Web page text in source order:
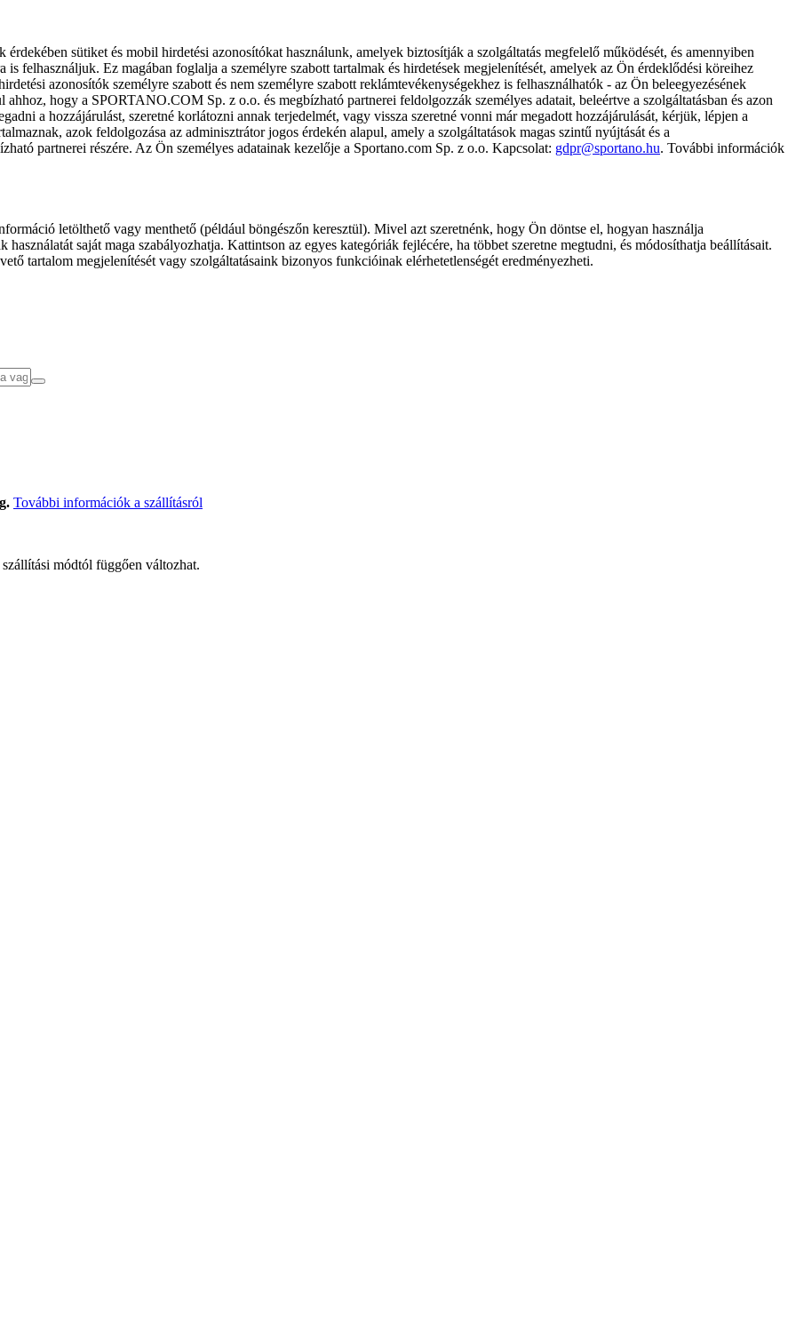
sütiket és mobil hirdetési azonosítókat használunk, amelyek biztosítják a szolgáltatás megfelelő működését, és amennyiben
is felhasználjuk. Ez magában foglalja a személyre szabott tartalmak és hirdetések megjelenítését, amelyek az Ön érdeklődési köreihez
azonosítók személyre szabott és nem személyre szabott reklámtevékenységekhez is felhasználhatók - az Ön beleegyezésének
hogy a SPORTANO.COM Sp. z o.o. és megbízható partnerei feldolgozzák személyes adatait, beleértve a szolgáltatásban és azon
a hozzájárulást, szeretné korlátozni annak terjedelmét, vagy vissza szeretné vonni már megadott hozzájárulását, kérjük, lépjen a
azok feldolgozása az adminisztrátor jogos érdekén alapul, amely a szolgáltatások magas szintű nyújtását és a
partnerei részére. Az Ön személyes adatainak kezelője a Sportano.com Sp. z o.o. Kapcsolat: gdpr@sportano.hu. További információk
letölthető vagy menthető (például böngészőn keresztül). Mivel azt szeretnénk, hogy Ön döntse el, hogyan használja
saját maga szabályozhatja. Kattintson az egyes kategóriák fejlécére, ha többet szeretne megtudni, és módosíthatja beállításait.
tartalom megjelenítését vagy szolgáltatásaink bizonyos funkcióinak elérhetetlenségét eredményezheti.
További információk a szállításról
módtól függően változhat.